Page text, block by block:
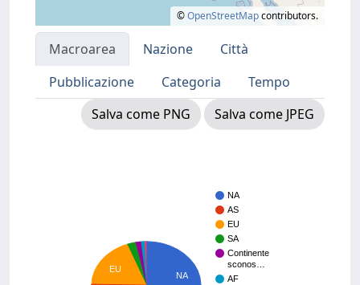
©OpenStreetMapcontributors.
Macroarea Nazione
Città
Pubblicazione
Categoria
Tempo
Salva come PNG
Salva come JPEG
NA
AS
EU
SA
Continente
sconos…
AF
NA
EU